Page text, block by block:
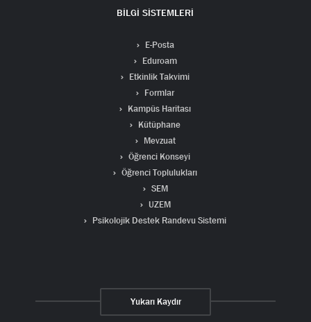
BİLGİ SİSTEMLERİ
E-Posta
Eduroam
Etkinlik Takvimi
Formlar
Kampüs Haritası
Kütüphane
Mevzuat
Öğrenci Konseyi
Öğrenci Toplulukları
SEM
UZEM
Psikolojik Destek Randevu Sistemi
Yukarı Kaydır